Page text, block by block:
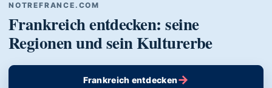
NOTREFRANCE.COM
Frankreich entdecken: seine
Regionen und sein Kulturerbe
Frankreich entdecken→